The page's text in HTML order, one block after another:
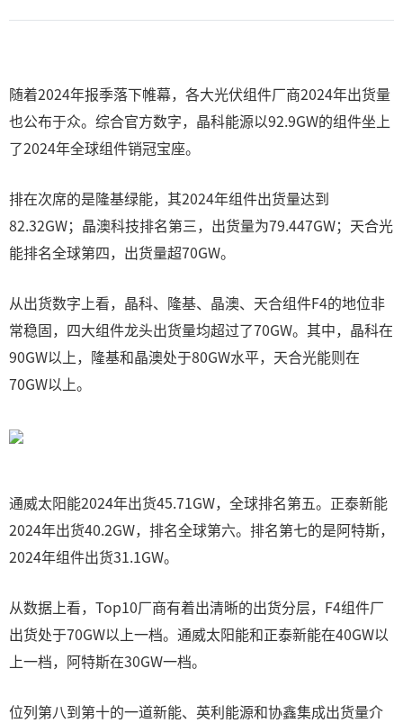
随着2024年报季落下帷幕，各大光伏组件厂商2024年出货量
也公布于众。综合官方数字，晶科能源以92.9GW的组件坐上
了2024年全球组件销冠宝座。
排在次席的是隆基绿能，其2024年组件出货量达到
82.32GW；晶澳科技排名第三，出货量为79.447GW；天合光
能排名全球第四，出货量超70GW。
从出货数字上看，晶科、隆基、晶澳、天合组件F4的地位非
常稳固，四大组件龙头出货量均超过了70GW。其中，晶科在
90GW以上，隆基和晶澳处于80GW水平，天合光能则在
70GW以上。
通威太阳能2024年出货45.71GW，全球排名第五。正泰新能
2024年出货40.2GW，排名全球第六。排名第七的是阿特斯，
2024年组件出货31.1GW。
从数据上看，Top10厂商有着出清晰的出货分层，F4组件厂
出货处于70GW以上一档。通威太阳能和正泰新能在40GW以
上一档，阿特斯在30GW一档。
位列第八到第十的一道新能、英利能源和协鑫集成出货量介